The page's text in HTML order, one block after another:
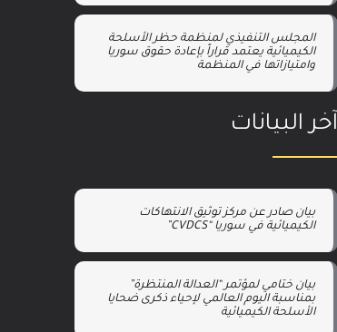
المجلس التنفيذي لمنظمة حظر الأسلحة
الكيميائية يعتمد قراراً بإعادة حقوق سوريا
وامتيازاتها في المنظمة
آخر البيانات
بيان صادر عن مركز توثيق الانتهاكات
الكيميائية في سوريا “CVDCS”
بيان ختامي لمؤتمر “العدالة المنتظرة”
بمناسبة اليوم العالمي لإحياء ذكرى ضحايا
الأسلحة الكيميائية